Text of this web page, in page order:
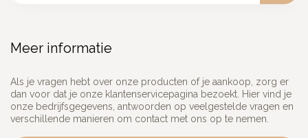
Meer informatie
Als je vragen hebt over onze producten of je aankoop, zorg er
dan voor dat je onze klantenservicepagina bezoekt. Hier vind je
onze bedrijfsgegevens, antwoorden op veelgestelde vragen en
verschillende manieren om contact met ons op te nemen.